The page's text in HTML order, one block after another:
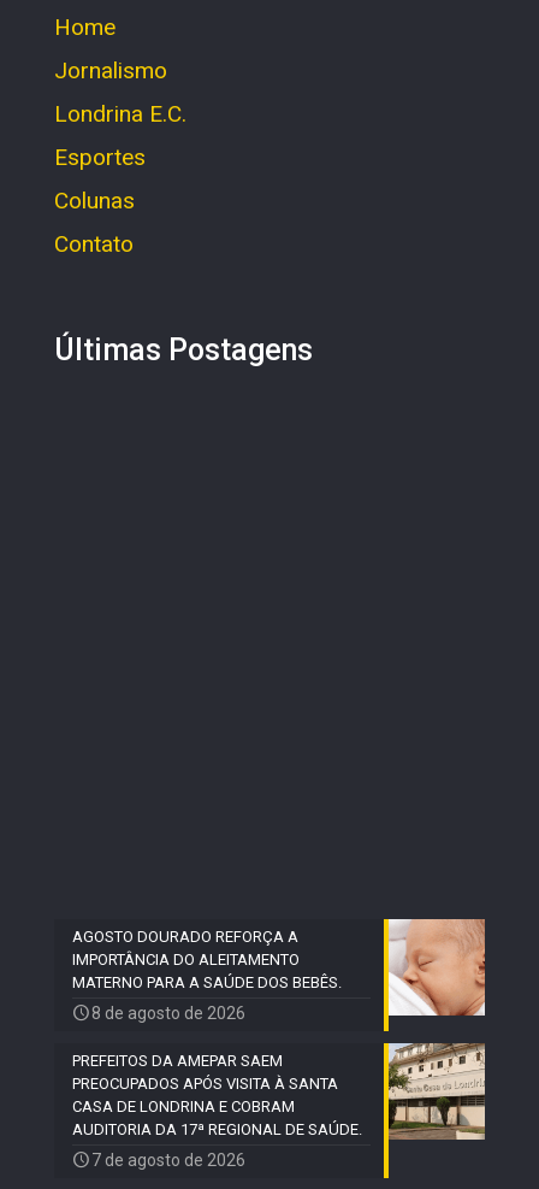
Home
Jornalismo
Londrina E.C.
Esportes
Colunas
Contato
Últimas Postagens
AGOSTO DOURADO REFORÇA A
IMPORTÂNCIA DO ALEITAMENTO
MATERNO PARA A SAÚDE DOS BEBÊS.
8 de agosto de 2026
PREFEITOS DA AMEPAR SAEM
PREOCUPADOS APÓS VISITA À SANTA
CASA DE LONDRINA E COBRAM
AUDITORIA DA 17ª REGIONAL DE SAÚDE.
7 de agosto de 2026